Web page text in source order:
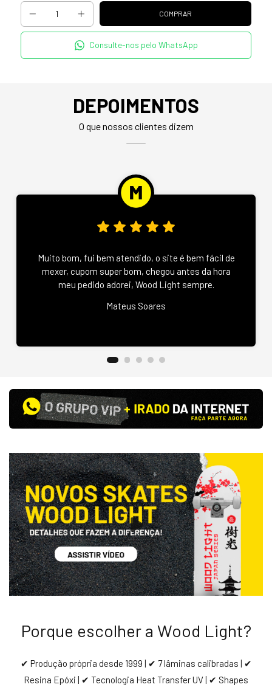
Consulte-nos pelo WhatsApp
DEPOIMENTOS
O que nossos clientes dizem
Muito bom, fui bem atendido, o site é bem fácil de
mexer, cupom super bom, chegou antes da hora
meu pedido adorei, Wood Light sempre.
Mateus Soares
Porque escolher a Wood Light?
✔ Produção própria desde 1999 | ✔ 7 lâminas calibradas | ✔
Resina Epóxi | ✔ Tecnologia Heat Transfer UV | ✔ Shapes